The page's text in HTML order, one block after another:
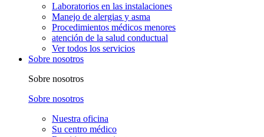
Laboratorios en las instalaciones
Manejo de alergias y asma
Procedimientos médicos menores
atención de la salud conductual
Ver todos los servicios
Sobre nosotros
Sobre nosotros
Sobre nosotros
Nuestra oficina
Su centro médico